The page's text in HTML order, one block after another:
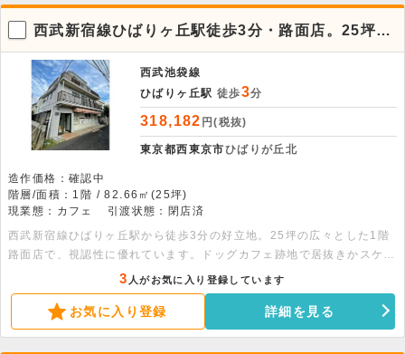
西武新宿線ひばりヶ丘駅徒歩3分・路面店。25坪の
広々1階店舗
西武池袋線
ひばりヶ丘駅 徒歩3分
318,182 円(税抜)
東京都西東京市ひばりが丘北
造作価格：確認中
階層/面積：1階 / 82.66㎡(25坪)
現業態：カフェ
引渡状態：閉店済
西武新宿線ひばりヶ丘駅から徒歩3分の好立地。25坪の広々とした1階
路面店で、視認性に優れています。ドッグカフェ跡地で居抜きかスケル
トンの引き渡しが選べるため、用途に合わせた出店が可能です。幅広い
業態のご相談をお待ちしております。
3 人がお気に入り登録しています
お気に入り登録 詳細を見る